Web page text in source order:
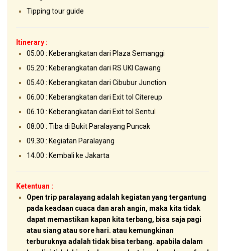
Tipping tour guide
Itinerary :
05.00 : Keberangkatan dari Plaza Semanggi
05.20 : Keberangkatan dari RS UKI Cawang
05.40 : Keberangkatan dari Cibubur Junction
06.00 : Keberangkatan dari Exit tol Citereup
06.10 : Keberangkatan dari Exit tol Sentul
08:00 : Tiba di Bukit Paralayang Puncak
09.30 : Kegiatan Paralayang
14.00 : Kembali ke Jakarta
Ketentuan :
Open trip paralayang adalah kegiatan yang tergantung
pada keadaan cuaca dan arah angin, maka kita tidak
dapat memastikan kapan kita terbang, bisa saja pagi
atau siang atau sore hari. atau kemungkinan
terburuknya adalah tidak bisa terbang. apabila dalam